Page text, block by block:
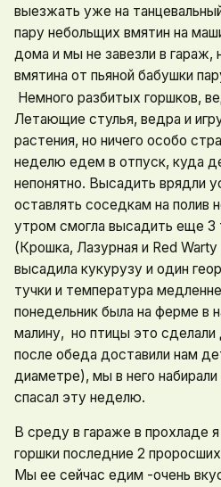
выезжать уже на
пару небольщих вмятин на
дома и мы не завезли в гараж,
вмятина от пьяной бабушки
Немного разбитых горшков,
Летающие стулья, ведра и
растения, но ничего особо
неделю едем в отпуск, куда
непонятно. Высадить врядли
оставлять соседкам на полив
утром смогла высадить еще
(Крошка, Лазурная и Red
высадила кукурузу и один
тучки и температура
понедельник была на ферме в
малину, но птицы это сделали
после обеда доставили нам
диаметре), мы в него
спасал эту неделю.
В среду в гараже в прохладе
горшки последние 2
Мы ее сейчас едим -очень